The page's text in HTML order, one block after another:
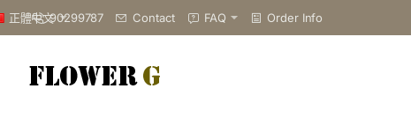
90299787 Contact FAQ Order Info
正體中文